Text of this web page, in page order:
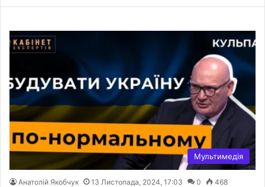
Мультимедія
Анатолій Якобчук 13 Листопада, 2024, 17:03 0 468